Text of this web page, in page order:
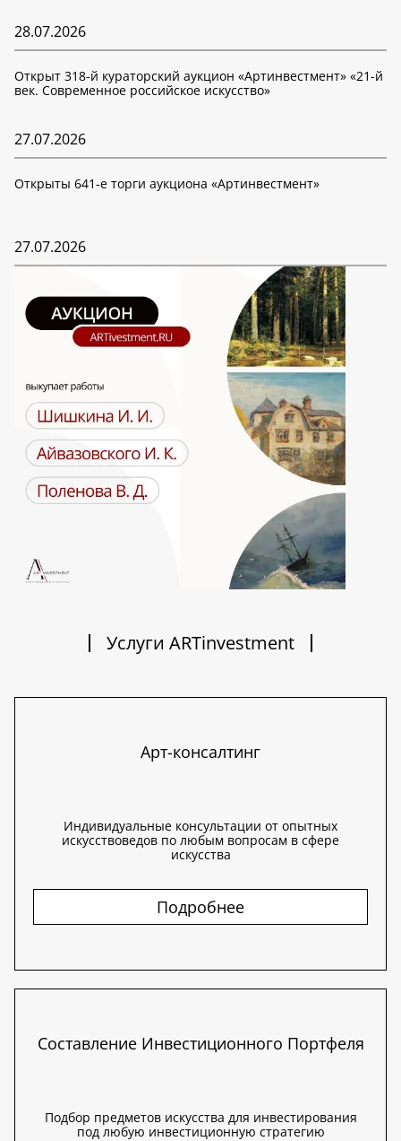
28.07.2026
Открыт 318-й кураторский аукцион «Артинвестмент» «21-й
век. Современное российское искусство»
27.07.2026
Открыты 641-е торги аукциона «Артинвестмент»
27.07.2026
Услуги ARTinvestment
Арт-консалтинг
Индивидуальные консультации от опытных
искусствоведов по любым вопросам в сфере
искусства
Подробнее
Составление Инвестиционного Портфеля
Подбор предметов искусства для инвестирования
под любую инвестиционную стратегию